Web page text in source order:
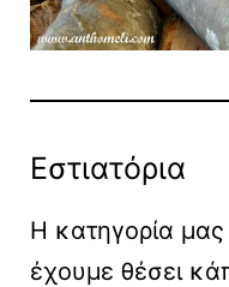
Εστιατόρια
H κατηγορία
έχουμε θέσει